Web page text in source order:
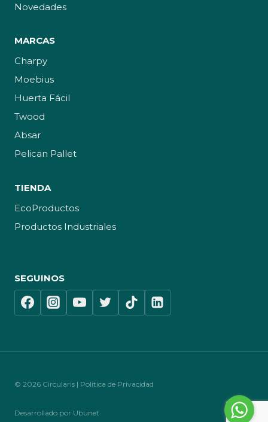
Novedades
MARCAS
Charpy
Moebius
Huerta Fácil
Twood
Absar
Pelican Pallet
TIENDA
EcoProductos
Productos Industriales
SEGUINOS
© 2026 Circularis | Politica de Privacidad
Desarrollado por Ubunet